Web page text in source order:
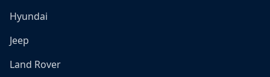
Hyundai
Jeep
Land Rover